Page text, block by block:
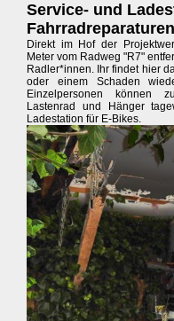
Service- und
Direkt im Hof der
Meter vom Radweg "R7"
Radler*innen. Ihr findet hier
oder einem Schaden
Einzelpersonen können
Lastenrad und Hänger
Ladestation für E-Bikes.